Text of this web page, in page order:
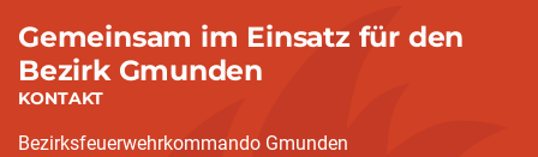
Gemeinsam im Einsatz für den
Bezirk Gmunden
KONTAKT
Bezirksfeuerwehrkommando Gmunden